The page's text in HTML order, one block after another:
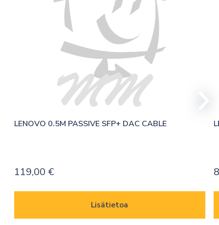
LENOVO 0.5M PASSIVE SFP+ DAC CABLE
119,00 €
Lisätietoa